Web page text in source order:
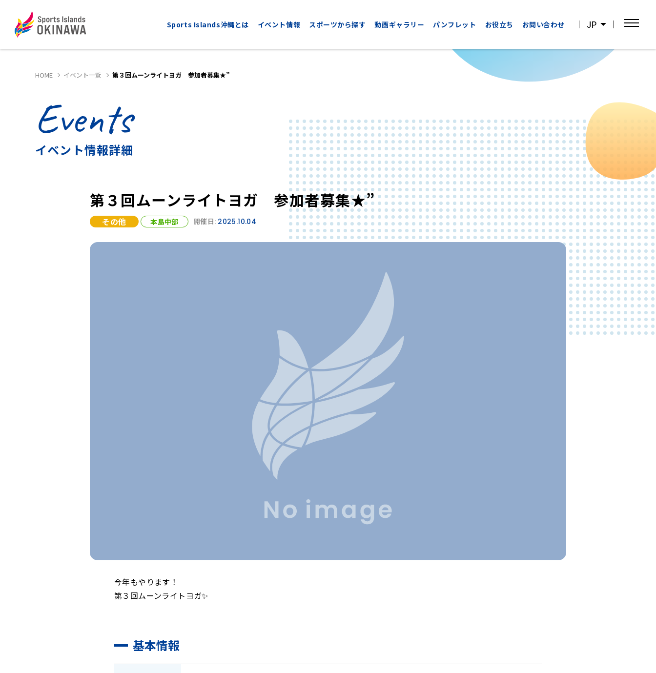
JP
Sports Islands沖縄とは イベント情報 スポーツから探す
ALL
全てのスポーツ
CYCLING
サイクリング
GOLF
ゴルフ
SPORTS
スポーツ観戦
CATEGORIES
その他の
カテゴリー
動画ギャラリー パンフレット お役立ち お問い合わせ
HOME イベント一覧 第３回ムーンライトヨガ 参加者募集★”
Events
イベント情報詳細
第３回ムーンライトヨガ 参加者募集★”
その他 本島中部 開催日: 2025.10.04
今年もやります！
第３回ムーンライトヨガ✨
基本情報